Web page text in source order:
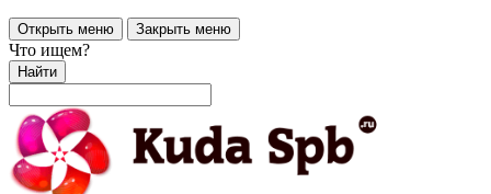
Открыть меню Закрыть меню
Что ищем?
Найти